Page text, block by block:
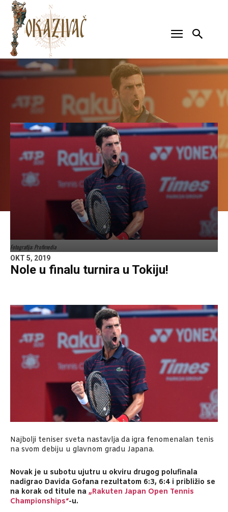
Fotografija: Profimedia
OKT 5, 2019
Nole u finalu turnira u Tokiju!
Najbolji teniser sveta nastavlja da igra fenomenalan tenis
na svom debiju u glavnom gradu Japana.
Novak je u subotu ujutru u okviru drugog polufinala
nadigrao Davida Gofana rezultatom 6:3, 6:4 i približio se
na korak od titule na „Rakuten Japan Open Tennis
Championships“-u.